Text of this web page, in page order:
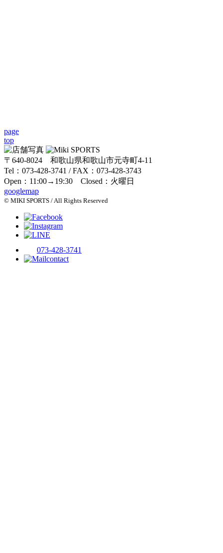
page
top
〒640-8024 和歌山県和歌山市元寺町4-11
Tel：073-428-3741 / FAX：073-428-3743
Open：11:00→19:30 Closed：火曜日
googlemap
© MIKI SPORTS / All Rights Reserved
073-428-3741
contact